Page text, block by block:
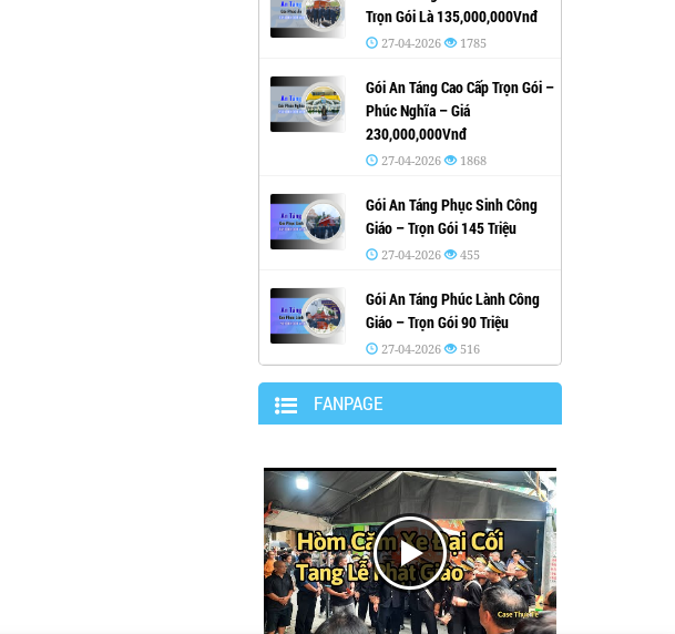
Trọn Gói Là 135,000,000Vnđ
27-04-2026 1785
Gói An Táng Cao Cấp Trọn Gói –
Phúc Nghĩa – Giá
230,000,000Vnđ
27-04-2026 1868
Gói An Táng Phục Sinh Công
Giáo – Trọn Gói 145 Triệu
27-04-2026 455
Gói An Táng Phúc Lành Công
Giáo – Trọn Gói 90 Triệu
27-04-2026 516
FANPAGE